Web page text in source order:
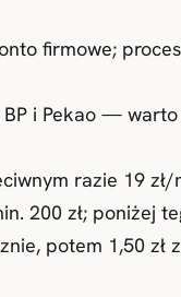
firmowe;
i Pekao —
razie 19 zł/
200 zł; poniżej
potem 1,50 zł